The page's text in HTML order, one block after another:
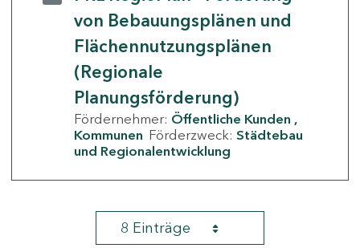
von Bebauungsplänen und
Flächennutzungsplänen
(Regionale
Planungsförderung)
Fördernehmer: Öffentliche Kunden
Kommunen Förderzweck: Städtebau
und Regionalentwicklung
8 Einträge